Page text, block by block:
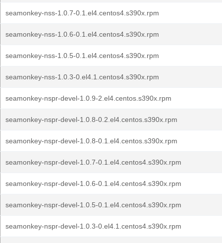
seamonkey-nss-1.0.7-0.1.el4.centos4.s390x.rpm
seamonkey-nss-1.0.6-0.1.el4.centos4.s390x.rpm
seamonkey-nss-1.0.5-0.1.el4.centos4.s390x.rpm
seamonkey-nss-1.0.3-0.el4.1.centos4.s390x.rpm
seamonkey-nspr-devel-1.0.9-2.el4.centos.s390x.rpm
seamonkey-nspr-devel-1.0.8-0.2.el4.centos.s390x.rpm
seamonkey-nspr-devel-1.0.8-0.1.el4.centos.s390x.rpm
seamonkey-nspr-devel-1.0.7-0.1.el4.centos4.s390x.rpm
seamonkey-nspr-devel-1.0.6-0.1.el4.centos4.s390x.rpm
seamonkey-nspr-devel-1.0.5-0.1.el4.centos4.s390x.rpm
seamonkey-nspr-devel-1.0.3-0.el4.1.centos4.s390x.rpm